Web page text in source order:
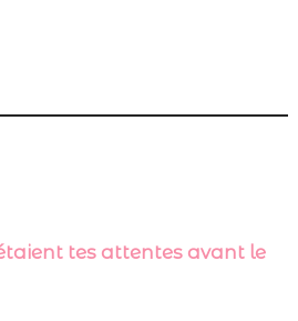
étaient tes attentes avant le